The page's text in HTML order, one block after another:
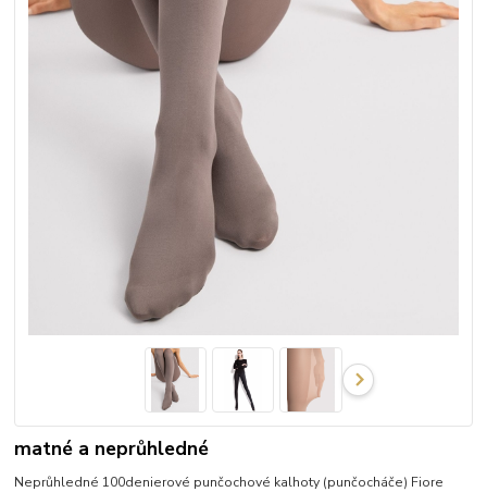
matné a neprůhledné
Neprůhledné 100denierové punčochové kalhoty (punčocháče) Fiore